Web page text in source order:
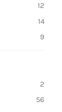
12
14
9
2
56